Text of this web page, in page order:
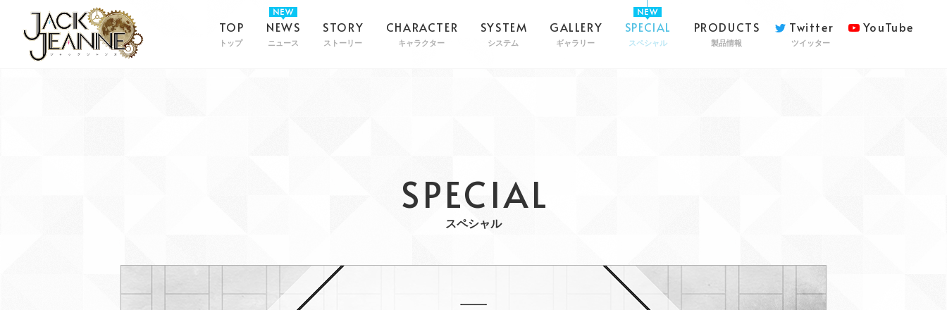
TOP
トップ
NEWS
ニュース
STORY
ストーリー
CHARACTER
キャラクター
SYSTEM
システム
GALLERY
ギャラリー
SPECIAL
スペシャル
PRODUCTS
製品情報
Twitter
ツイッター
YouTube
SPECIAL
スペシャル